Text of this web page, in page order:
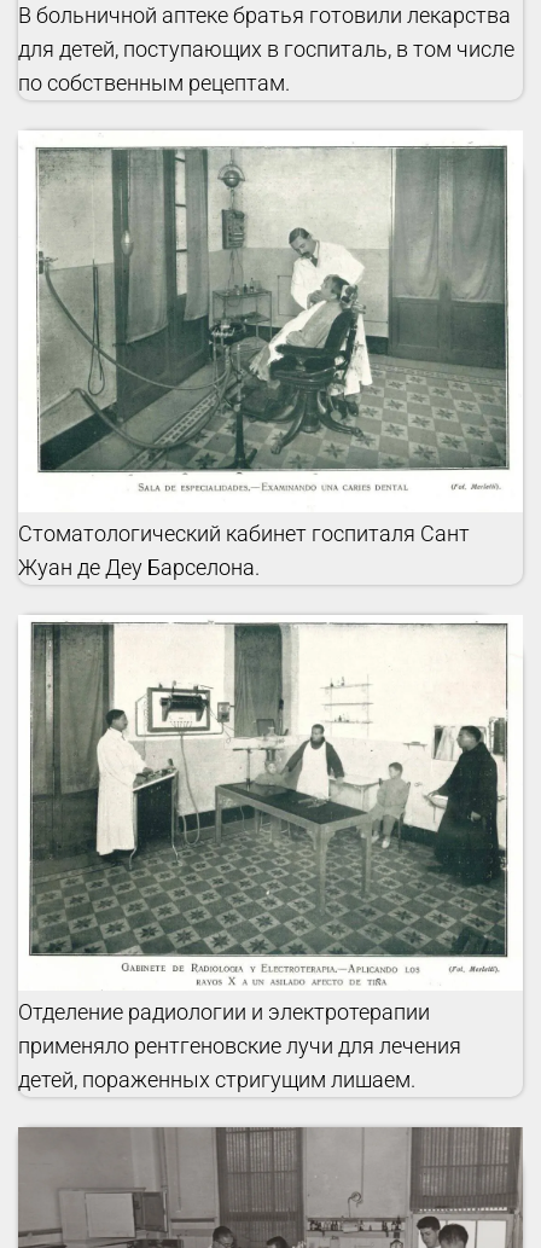
В больничной аптеке братья готовили лекарства
для детей, поступающих в госпиталь, в том числе
по собственным рецептам.
Стоматологический кабинет госпиталя Сант
Жуан де Деу Барселона.
Отделение радиологии и электротерапии
применяло рентгеновские лучи для лечения
детей, пораженных стригущим лишаем.